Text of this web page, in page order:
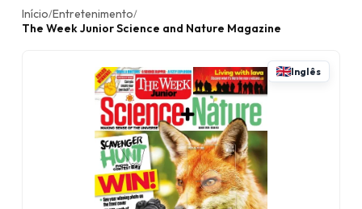
Início/Entretenimento/
The Week Junior Science and Nature Magazine
Inglês